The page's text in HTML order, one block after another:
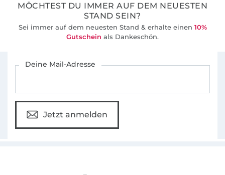
MÖCHTEST DU IMMER AUF DEM NEUESTEN
STAND SEIN?
Sei immer auf dem neuesten Stand & erhalte einen 10%
Gutschein als Dankeschön.
Deine Mail-Adresse
Jetzt anmelden